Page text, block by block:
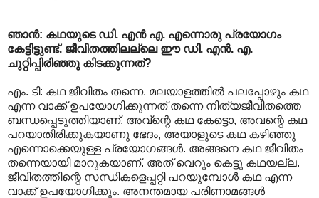
ഞാന്‍: കഥയുടെ ഡി. എന്‍ എ. എന്നൊരു പ്രയോഗം
കേട്ടിട്ടുണ്ട്. ജീവിതത്തിലല്ലെ ഈ ഡി. എന്‍. എ.
ചുറ്റിപ്പിരിഞ്ഞു കിടക്കുന്നത്?
എം. ടി: കഥ ജീവിതം തന്നെ. മലയാളത്തില്‍ പലപ്പോഴും കഥ
എന്ന വാക്ക് ഉപയോഗിക്കുന്നത് തന്നെ നിത്യജീവിതത്തെ
ബന്ധപ്പെടുത്തിയാണ്. അവ്ന്റെ കഥ കേട്ടൊ, അവന്റെ കഥ
പറയാതിരിക്കുകയാണു ഭേദം, അയാളുടെ കഥ കഴിഞ്ഞു
എന്നൊക്കെയുള്ള പ്രയോഗങ്ങള്‍. അങ്ങനെ കഥ ജീവിതം
തന്നെയായി മാറുകയാണ്. അത് വെറും കെട്ടു കഥയല്ല.
ജീവിതത്തിന്റെ സന്ധികളെപ്പറ്റി പറയുമ്പോള്‍ കഥ എന്ന
വാക്ക് ഉപയോഗിക്കും. അനന്തമായ പരിണാമങ്ങള്‍